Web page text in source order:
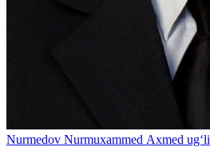
Nurmedov Nurmuxammed Ахmеd ug‘li